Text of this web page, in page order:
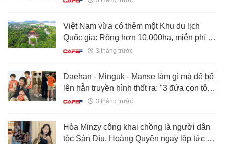
Việt Nam vừa có thêm một Khu du lịch
Quốc gia: Rộng hơn 10.000ha, miễn phí vé
cho toàn bộ người dân
3 tháng trước
Daehan - Minguk - Manse làm gì mà để bố
lên hẳn truyền hình thốt ra: "3 đứa con tôi
đã biến mất, giờ chúng như người xa lạ"?
3 tháng trước
Hòa Minzy công khai chồng là người dân
tộc Sán Dìu, Hoàng Quyên ngay lập tức rủ